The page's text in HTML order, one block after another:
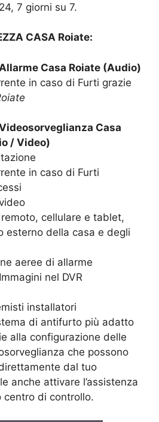
7 giorni su 7.
CASA Roiate:
Casa Roiate (Audio)
in caso di Furti grazie
Casa
/ Video)
in caso di Furti
cellulare e tablet,
esterno della casa e degli
aeree di allarme
nel DVR
installatori
di antifurto più adatto
alla configurazione delle
che possono
dal tuo
anche attivare l’assistenza
di controllo.